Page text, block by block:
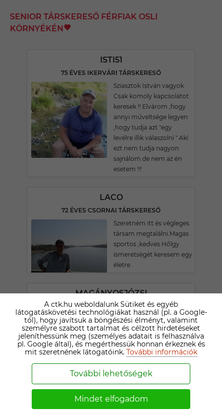
SENIOR TÁRSKERESŐ FÉRFIAK OSLI
KÖRNYÉKÉN
ISTI51
75 ÉVES IKERVÁRI TÁRSKERESŐ
Sziasztok István vagyok .
Csak komoly kapcsolatot
keresek !! Elvárom ,hogy
annyi műveltsége legyen
,hogy tudja azt "egy
levélre illik válaszolni " Aki
ezt nem tudja nagyon
sajnálom de nem az én
esetem !!!
LACO
72 ÉVES CSORNAI TÁRSKERESŐ
Szeretném itt és végleges
társam megtalálni.Magas
sportos ,kedves Hőlgy
ismeretségét keresem egy
életre .
MAGÁNYOSJÓZSI
75 ÉVES MÁRIAKÁLNOKI TÁRSKERESŐ
Fiatalos vidám vicces
zenész vagyok
LÁSZLÓ
72 ÉVES CSORNAI TÁRSKERESŐ
Már pár jó pár éve
elváltam azóta egyedül
élek . Családi házban
A ctk.hu weboldalunk Sütiket és egyéb
látogatáskövetési technológiákat használ (pl. a Google-
tól), hogy javítsuk a böngészési élményt, valamint
személyre szabott tartalmat és célzott hirdetéseket
jeleníthessünk meg (személyes adatait is felhasználva
pl. Google által), és megérthessük honnan érkeznek és
mit szeretnének látogatóink. További információk
További lehetőségek
Mindet elfogadom